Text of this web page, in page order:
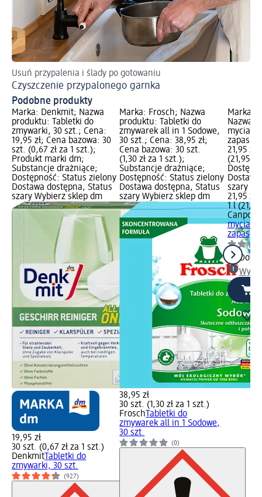
Usuń przypalenia i ślady po gotowaniu
Czyszczenie przypalonego garnka
Podobne produkty
Marka: Denkmit; Nazwa
produktu: Tabletki do
zmywarki, 30 szt.; Cena:
19,95 zł; Cena bazowa: 30
szt. (0,67 zł za 1 szt.);
Produkt marki dm;
Substancje drażniące;
Dostępność: Status zielony
Dostawa dostępna, Status
szary Wybierz sklep dm
19,95 zł
30 szt. (0,67 zł za 1 szt.)
Denkmit Tabletki do
zmywarki, 30 szt.
(927)
Marka: Frosch; Nazwa
produktu: Tabletki do
zmywarek all in 1 Sodowe,
30 szt.; Cena: 38,95 zł;
Cena bazowa: 30 szt.
(1,30 zł za 1 szt.);
Substancje drażniące;
Dostępność: Status zielony
Dostawa dostępna, Status
szary Wybierz sklep dm
38,95 zł
30 szt. (1,30 zł za 1 szt.)
Frosch Tabletki do
zmywarek all in 1 Sodowe,
30 szt.
(0)
Marka:
Nazwa
mycia
zapas, 1
21,95
(21,95
szary
21,95 zł
1 l
Canpol
mycia
zapas, 1